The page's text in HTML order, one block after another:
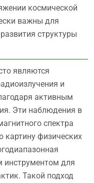
космической
важны для
структуры
являются
и
активным
Эти наблюдения в
спектра
картину физических
инструментом для
Такой подход